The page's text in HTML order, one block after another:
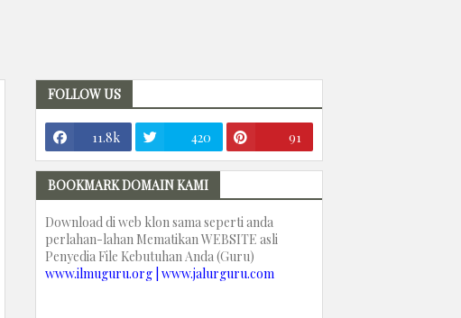
FOLLOW US
11.8k 420 91
BOOKMARK DOMAIN KAMI
Download di web klon sama seperti anda
perlahan-lahan Mematikan WEBSITE asli
Penyedia File Kebutuhan Anda (Guru)
www.ilmuguru.org | www.jalurguru.com